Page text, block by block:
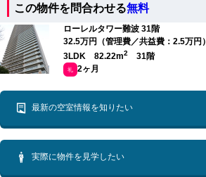
この物件を問合わせる無料
ローレルタワー難波 31階
32.5万円（管理費／共益費：2.5万円）
3LDK 82.22m2 31階
礼 2ヶ月
最新の空室情報を知りたい
実際に物件を見学したい